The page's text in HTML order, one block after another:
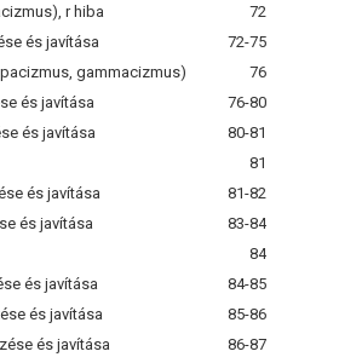
r hiba
72
és javítása
72-75
gammacizmus)
76
és javítása
76-80
és javítása
80-81
81
és javítása
81-82
és javítása
83-84
84
és javítása
84-85
és javítása
85-86
és javítása
86-87